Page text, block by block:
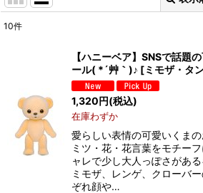
在庫あり
並び順
絞り込む
10件
【ハニーベア】SNSで話題
ール( *´艸｀)♪ [ミモザ・タ
1,320円(税込)
在庫わずか
愛らしい表情の可愛いくま
ミツ・花・花言葉をモチー
ャレで少し大人っぽさがあ
ミモザ、レンゲ、クローバ
ぞれ顔や…